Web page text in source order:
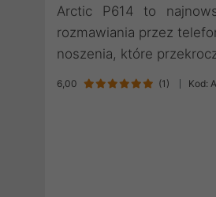
Arctic P614 to
rozmawiania przez
noszenia, które
6,00 (1 ) Kod: